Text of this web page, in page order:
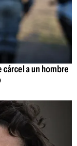
cárcel a un hombre